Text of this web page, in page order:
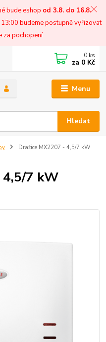
bude eshop od 3.8. do 16.8.
budeme postupně vyřizovat
za pochopení
Menu
Hledat
0 ks
za 0 Kč
Dražice MX2207 - 4,5/7 kW
4,5/7 kW